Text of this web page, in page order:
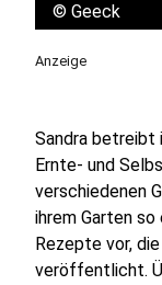
© Geeck
Anzeige
Sandra betreibt
Ernte- und
verschiedenen
ihrem Garten
Rezepte vor,
veröffentlicht.